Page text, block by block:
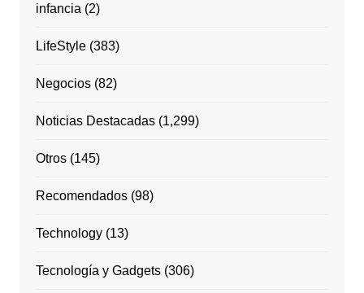
infancia (2)
LifeStyle(383)
Negocios(82)
Noticias Destacadas(1,299)
Otros(145)
Recomendados(98)
Technology(13)
Tecnología y Gadgets(306)